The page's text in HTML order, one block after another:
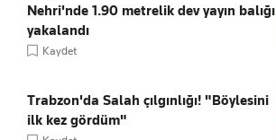
Nehri'nde 1.90 metrelik dev yayın balığı
yakalandı
Kaydet
Trabzon'da Salah çılgınlığı! "Böylesini
ilk kez gördüm"